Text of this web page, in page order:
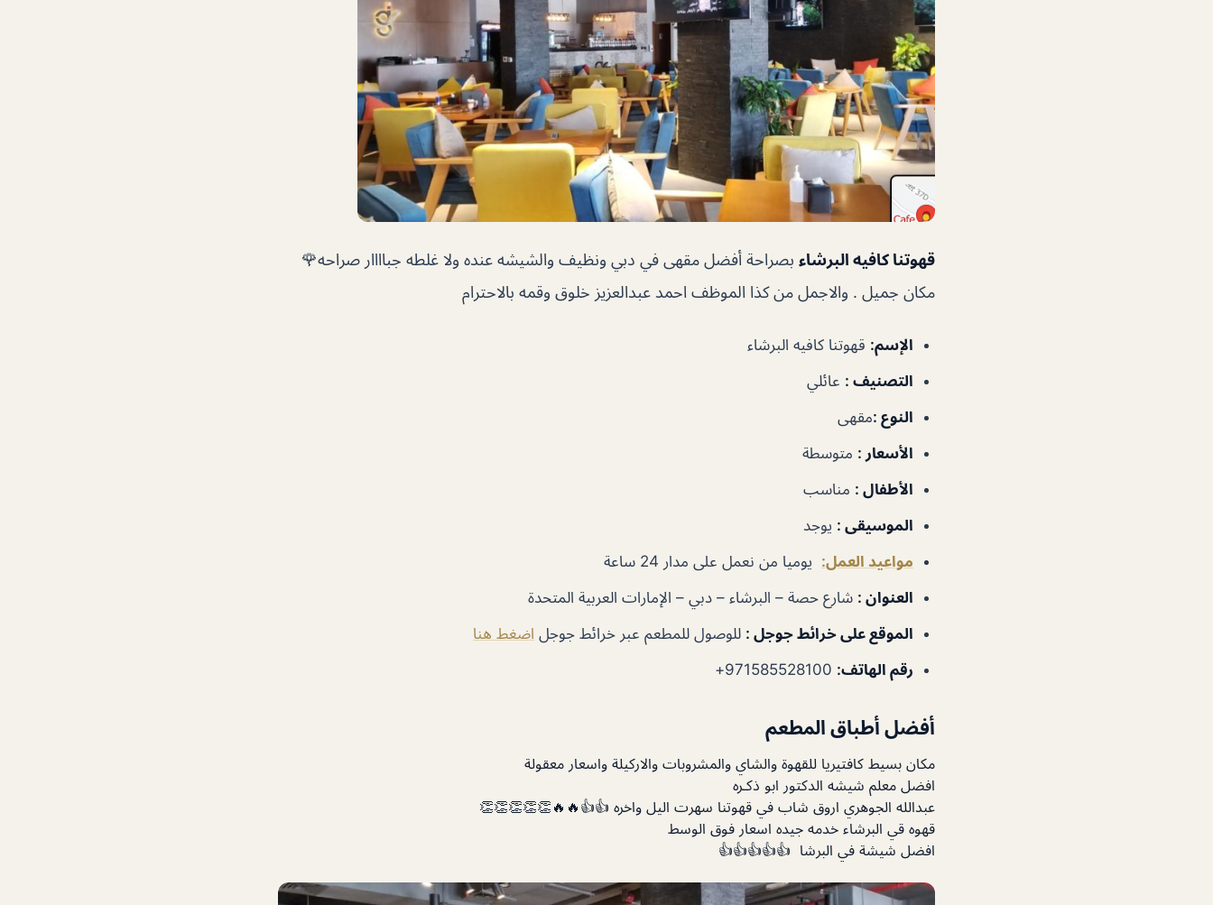
قهوتنا كافيه البرشاء بصراحة أفضل مقهى في دبي ونظيف والشيشه عنده ولا غلطه جباااار صراحه🌹
مكان جميل . والاجمل من كذا الموظف احمد عبدالعزيز خلوق وقمه بالاحترام
الإسم: قهوتنا كافيه البرشاء
التصنيف : عائلي
النوع :مقهى
الأسعار : متوسطة
الأطفال : مناسب
الموسيقى : يوجد
مواعيد العمل: يوميا من نعمل على مدار 24 ساعة
العنوان : شارع حصة – البرشاء – دبي – الإمارات العربية المتحدة
الموقع على خرائط جوجل : للوصول للمطعم عبر خرائط جوجل اضغط هنا
رقم الهاتف:
أفضل أطباق المطعم
مكان بسيط كافتيريا للقهوة والشاي والمشروبات والاركيلة واسعار معقولة
افضل معلم شيشه الدكتور ابو ذكـره
عبدالله الجوهري اروق شاب في قهوتنا سهرت اليل واخره 👍👍🔥🔥👏👏👏👏👏
قهوه قي البرشاء خدمه جيده اسعار فوق الوسط
افضل شيشة في البرشا 👍👍👍👍👍